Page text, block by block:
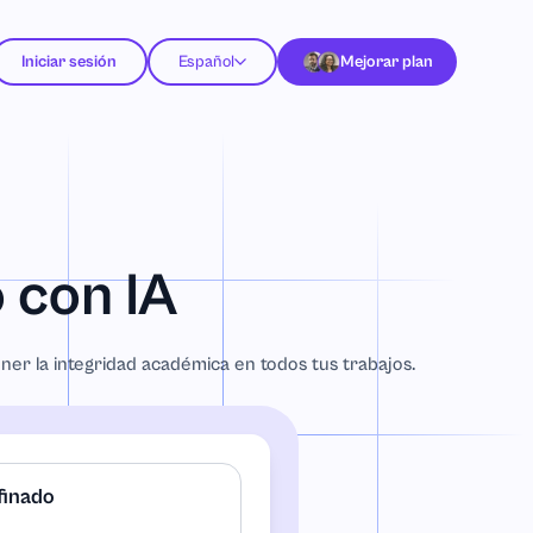
Iniciar sesión Español Mejorar plan
IA
la integridad académica en todos tus trabajos.